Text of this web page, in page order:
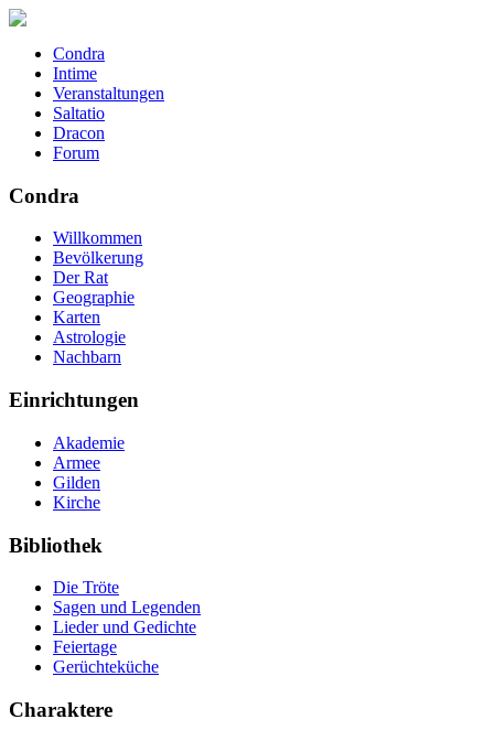
Condra
Intime
Veranstaltungen
Saltatio
Dracon
Forum
Condra
Willkommen
Bevölkerung
Der Rat
Geographie
Karten
Astrologie
Nachbarn
Einrichtungen
Akademie
Armee
Gilden
Kirche
Bibliothek
Die Tröte
Sagen und Legenden
Lieder und Gedichte
Feiertage
Gerüchteküche
Charaktere